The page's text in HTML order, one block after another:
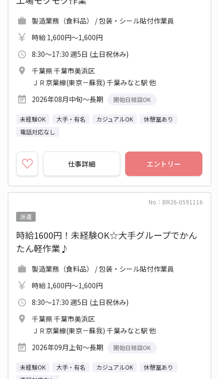
製造業務（食料品） / 包装・シール貼付作業員
時給 1,600円～1,600円
8:30～17:30 週5日 (土日祝休み)
千葉県 千葉市美浜区
ＪＲ京葉線(東京－蘇我) 千葉みなと駅 他
2026年08月中旬～長期
開始日相談OK
未経験OK 大手・有名 カジュアルOK
休憩室あり
電話対応なし
仕事詳細 エントリー
No：BR26-0591116
派遣
時給1600円！未経験OK☆大手グループでかん
たん軽作業♪
製造業務（食料品） / 包装・シール貼付作業員
時給 1,600円～1,600円
8:30～17:30 週5日 (土日祝休み)
千葉県 千葉市美浜区
ＪＲ京葉線(東京－蘇我) 千葉みなと駅 他
2026年09月上旬～長期
開始日相談OK
未経験OK 大手・有名 カジュアルOK
休憩室あり